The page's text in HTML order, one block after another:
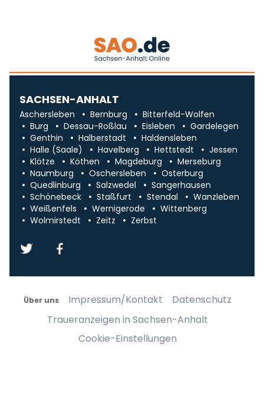
SACHSEN-ANHALT
Aschersleben Bernburg
Bitterfeld-Wolfen
Burg
Dessau-Roßlau Eisleben
Gardelegen
Genthin
Halberstadt
Haldensleben
Halle (Saale)
Havelberg Hettstedt
Jessen
Klötze
Köthen Magdeburg
Merseburg
Naumburg
Oschersleben
Osterburg
Quedlinburg
Salzwedel
Sangerhausen
Schönebeck
Staßfurt Stendal
Wanzleben
Weißenfels
Wernigerode
Wittenberg
Wolmirstedt
Zeitz Zerbst
Über uns Impressum/Kontakt
Datenschutz
Traueranzeigen in Sachsen-Anhalt
Cookie-Einstellungen